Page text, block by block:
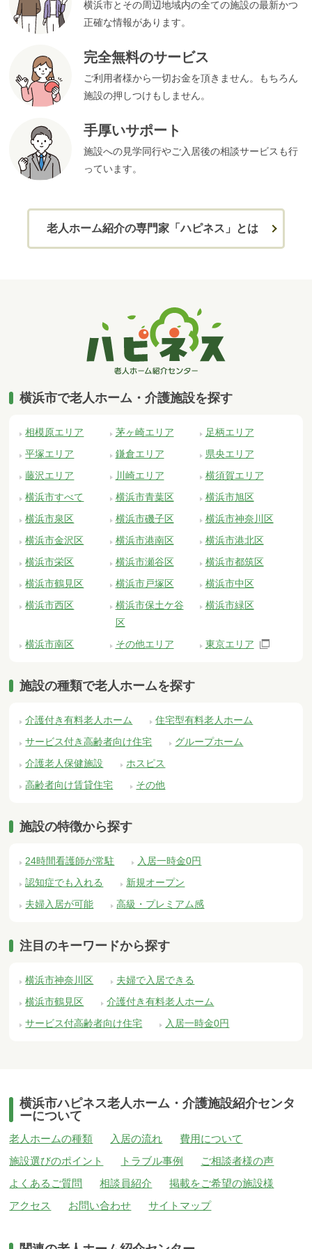
横浜市とその周辺地域内の全ての施設の最新かつ
正確な情報があります。
完全無料のサービス
ご利用者様から一切お金を頂きません。もちろん
施設の押しつけもしません。
手厚いサポート
施設への見学同行やご入居後の相談サービスも行
っています。
老人ホーム紹介の専門家「ハピネス」とは
横浜市で老人ホーム・介護施設を探す
相模原エリア 茅ヶ崎エリア
足柄エリア
平塚エリア
鎌倉エリア
県央エリア
藤沢エリア
川崎エリア
横須賀エリア
横浜市すべて
横浜市青葉区
横浜市旭区
横浜市泉区
横浜市磯子区
横浜市神奈川区
横浜市金沢区
横浜市港南区
横浜市港北区
横浜市栄区
横浜市瀬谷区
横浜市都筑区
横浜市鶴見区
横浜市戸塚区
横浜市中区
横浜市西区
横浜市保土ケ谷
区
横浜市緑区
横浜市南区 その他エリア 東京エリア
施設の種類で老人ホームを探す
介護付き有料老人ホーム
住宅型有料老人ホーム
サービス付き高齢者向け住宅
グループホーム
介護老人保健施設
ホスピス
高齢者向け賃貸住宅
その他
施設の特徴から探す
24時間看護師が常駐
入居一時金0円
認知症でも入れる
新規オープン
夫婦入居が可能
高級・プレミアム感
注目のキーワードから探す
横浜市神奈川区
夫婦で入居できる
横浜市鶴見区
介護付き有料老人ホーム
サービス付高齢者向け住宅
入居一時金0円
横浜市ハピネス老人ホーム・介護施設紹介センタ
ーについて
老人ホームの種類 入居の流れ
費用について
施設選びのポイント
トラブル事例
ご相談者様の声
よくあるご質問
相談員紹介
掲載をご希望の施設様
アクセス
お問い合わせ サイトマップ